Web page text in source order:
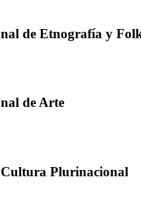
de Etnografía y
de Arte
Plurinacional